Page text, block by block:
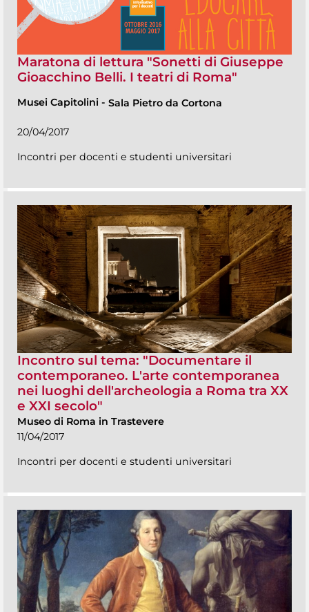
Maratona di lettura "Sonetti di Giuseppe
Gioacchino Belli. I teatri di Roma"
Musei Capitolini - Sala Pietro da Cortona
20/04/2017
Incontri per docenti e studenti universitari
Incontro sul tema: "Documentare il
contemporaneo. L'arte contemporanea
nei luoghi dell'archeologia a Roma tra XX
e XXI secolo"
Museo di Roma in Trastevere
11/04/2017
Incontri per docenti e studenti universitari